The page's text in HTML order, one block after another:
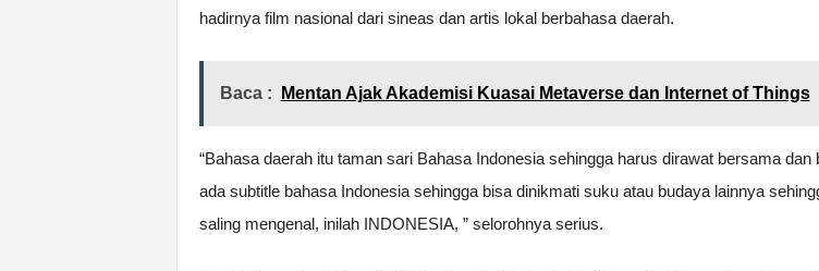
hadirnya film nasional dari sineas dan artis lokal berbahasa daerah.
Baca : Mentan Ajak Akademisi Kuasai Metaverse dan Internet of Things
“Bahasa daerah itu taman sari Bahasa Indonesia sehingga harus dirawat bersama dan
ada subtitle bahasa Indonesia sehingga bisa dinikmati suku atau budaya lainnya
saling mengenal, inilah INDONESIA, ” selorohnya serius.